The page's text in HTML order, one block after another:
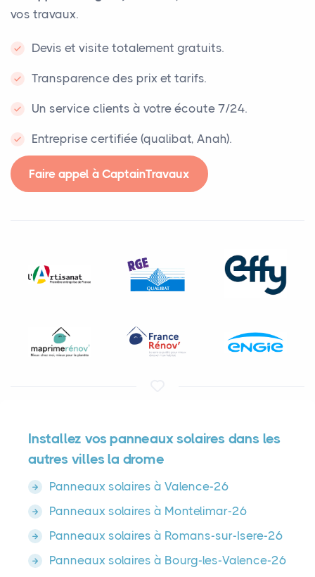
vos travaux.
Devis et visite totalement gratuits.
Transparence des prix et tarifs.
Un service clients à votre écoute 7/24.
Entreprise certifiée (qualibat, Anah).
Faire appel à CaptainTravaux
Installez vos panneaux solaires dans les
autres villes la drome
Panneaux solaires à Valence-26
Panneaux solaires à Montelimar-26
Panneaux solaires à Romans-sur-Isere-26
Panneaux solaires à Bourg-les-Valence-26